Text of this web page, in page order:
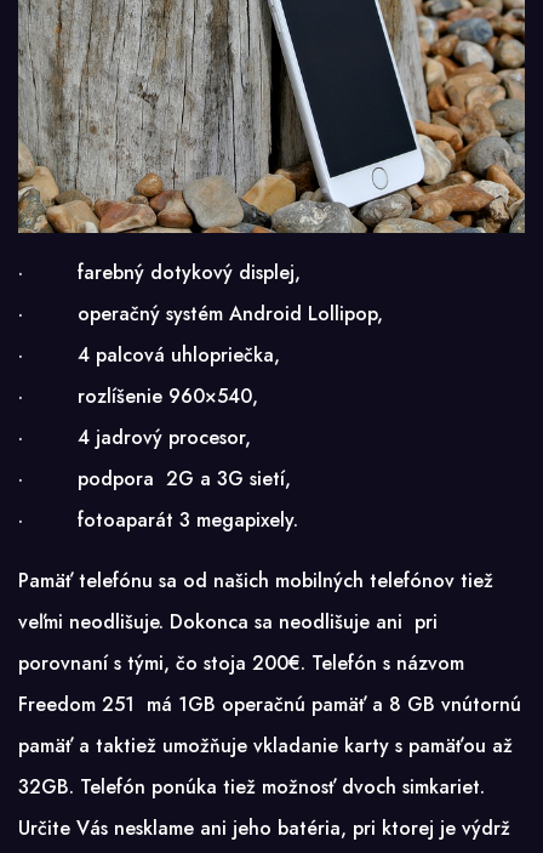
· farebný dotykový displej,
· operačný systém Android Lollipop,
· 4 palcová uhlopriečka,
· rozlíšenie 960×540,
· 4 jadrový procesor,
· podpora 2G a 3G sietí,
· fotoaparát 3 megapixely.
Pamäť telefónu sa od našich mobilných telefónov tiež
veľmi neodlišuje. Dokonca sa neodlišuje ani pri
porovnaní s tými, čo stoja 200€. Telefón s názvom
Freedom 251 má 1GB operačnú pamäť a 8 GB vnútornú
pamäť a taktiež umožňuje vkladanie karty s pamäťou až
32GB. Telefón ponúka tiež možnosť dvoch simkariet.
Určite Vás nesklame ani jeho batéria, pri ktorej je výdrž